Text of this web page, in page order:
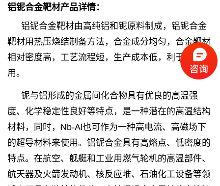
铝铌合金靶材产品详情：
铝铌合金靶材由高纯铝和铌原料制成，铝铌合金
靶材用热压烧结制备方法，合金成分均匀，合金靶材
相对密度高，工艺流程短，生产成本低，利于推广使
用。
铌与铝形成的金属间化合物具有优良的高温强
度、化学稳定性良好等特点，是一种潜在的高温结构
材料，同时，Nb-Al也可作为一种高电流、高磁场下
的超导材料来使用。铝铌合金具有高熔点、低密度的
特点。在航空、舰艇和工业用燃气轮机的高温部件、
航天器及火箭发动机、核反应堆、石油化工设备等领